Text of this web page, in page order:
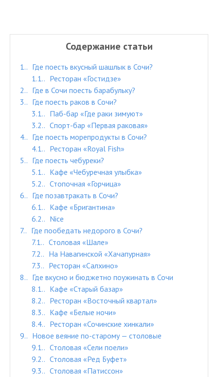
Содержание статьи
1.
Где поесть вкусный шашлык в Сочи?
1.1.
Ресторан «Гостидзе»
2.
Где в Сочи поесть барабульку?
3.
Где поесть раков в Сочи?
3.1.
Паб-бар «Где раки зимуют»
3.2.
Спорт-бар «Первая раковая»
4.
Где поесть морепродукты в Сочи?
4.1.
Ресторан «Royal Fish»
5.
Где поесть чебуреки?
5.1.
Кафе «Чебуречная улыбка»
5.2.
Стопочная «Горчица»
6.
Где позавтракать в Сочи?
6.1.
Кафе «Бригантина»
6.2.
Nice
7.
Где пообедать недорого в Сочи?
7.1.
Столовая «Шале»
7.2.
На Навагинской «Хачапурная»
7.3.
Ресторан «Салхино»
8.
Где вкусно и бюджетно поужинать в Сочи
8.1.
Кафе «Старый базар»
8.2.
Ресторан «Восточный квартал»
8.3.
Кафе «Белые ночи»
8.4.
Ресторан «Сочинские хинкали»
9.
Новое веяние по-старому — столовые
9.1.
Столовая «Сели поели»
9.2.
Столовая «Ред Буфет»
9.3.
Столовая «Патиссон»